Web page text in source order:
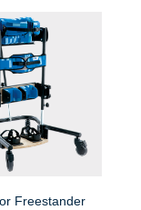
Freestander